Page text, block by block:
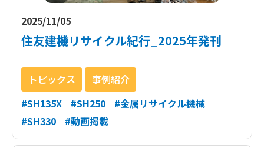
2025/11/05
住友建機リサイクル紀行_2025年発刊
トピックス
事例紹介
#SH135X
#SH250
#金属リサイクル機械
#SH330
#動画掲載